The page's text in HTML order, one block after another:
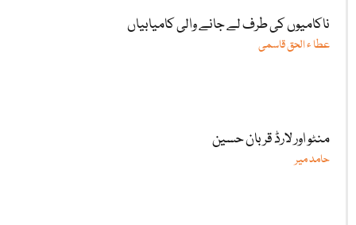
ناکامیوں کی طرف لے جانے والی کامیابیاں
عطا ء الحق قاسمی
منٹو اور لارڈ قربان حسین
حامد میر